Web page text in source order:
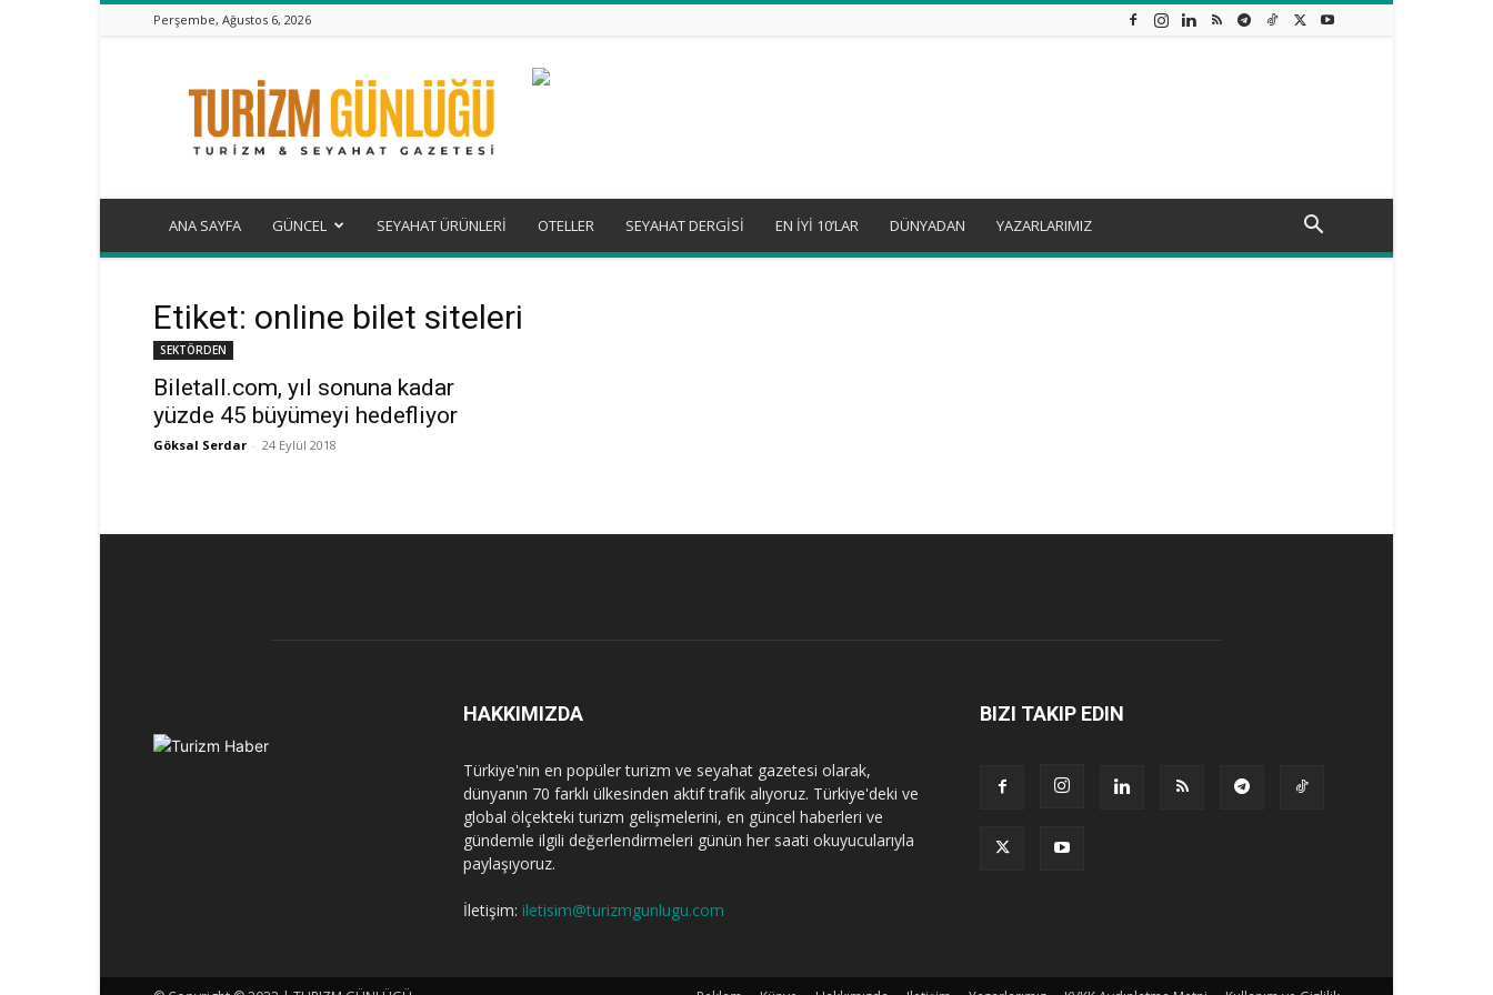
Perşembe, Ağustos 6, 2026
Turizm
Günlüğü
ANA SAYFA GÜNCEL SEYAHAT ÜRÜNLERİ OTELLER SEYAHAT DERGİSİ EN İYİ 10’LAR DÜNYADAN YAZARLARIMIZ
Etiket: online bilet siteleri
SEKTÖRDEN
Biletall.com, yıl sonuna kadar
yüzde 45 büyümeyi hedefliyor
Göksal Serdar - 24 Eylül 2018
HAKKIMIZDA
Türkiye'nin en popüler turizm ve seyahat gazetesi olarak,
dünyanın 70 farklı ülkesinden aktif trafik alıyoruz. Türkiye'deki ve
global ölçekteki turizm gelişmelerini, en güncel haberleri ve
gündemle ilgili değerlendirmeleri günün her saati okuyucularıyla
paylaşıyoruz.
İletişim: iletisim@turizmgunlugu.com
BIZI TAKIP EDIN